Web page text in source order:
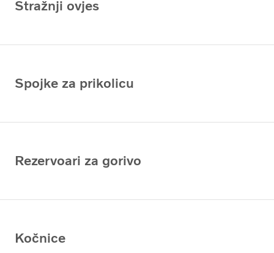
Stražnji ovjes
Spojke za prikolicu
Rezervoari za gorivo
Kočnice